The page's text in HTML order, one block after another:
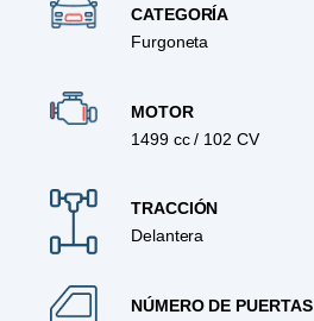
CATEGORÍA
Furgoneta
MOTOR
1499 cc / 102 CV
TRACCIÓN
Delantera
NÚMERO DE PUERTAS